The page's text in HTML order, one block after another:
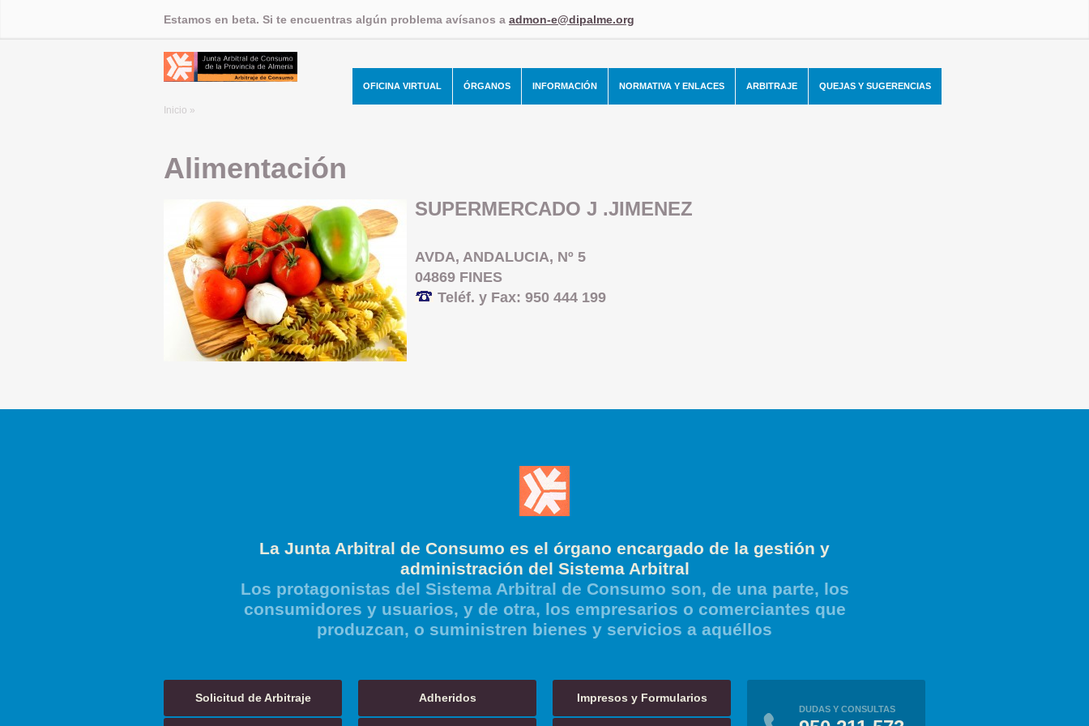
Estamos en beta. Si te encuentras algún problema avísanos a admon-e@dipalme.org
OFICINA VIRTUAL ÓRGANOS INFORMACIÓN NORMATIVA Y ENLACES ARBITRAJE QUEJAS Y SUGERENCIAS
Inicio »
Alimentación
SUPERMERCADO J .JIMENEZ
AVDA, ANDALUCIA, Nº 5
04869 FINES
Teléf. y Fax: 950 444 199
La Junta Arbitral de Consumo es el órgano encargado de la gestión y
administración del Sistema Arbitral
Los protagonistas del Sistema Arbitral de Consumo son, de una parte, los
consumidores y usuarios, y de otra, los empresarios o comerciantes que
produzcan, o suministren bienes y servicios a aquéllos
Solicitud de Arbitraje Adheridos Impresos y Formularios
DUDAS Y CONSULTAS